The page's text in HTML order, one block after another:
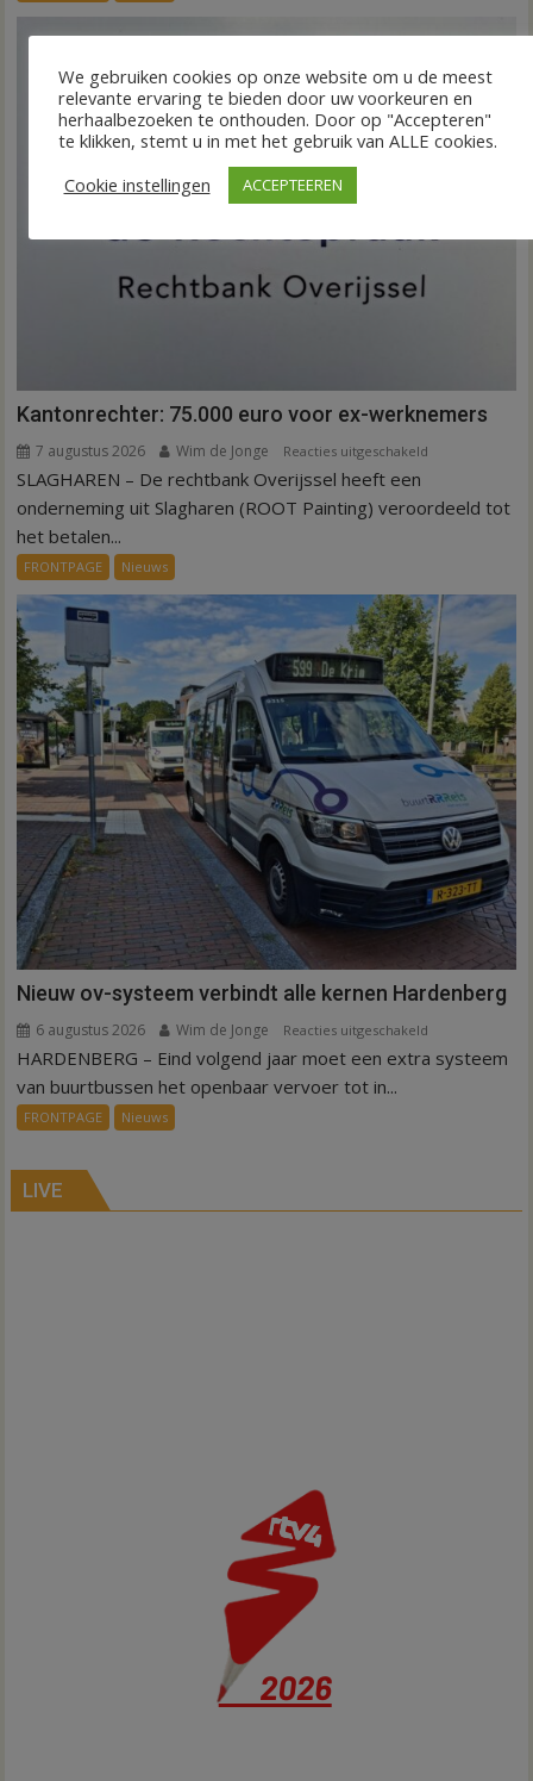
Kantonrechter: 75.000 euro voor ex-werknemers
7 augustus 2026 Wim de Jonge Reacties uitgeschakeld
75.000
werknemers
SLAGHAREN – De rechtbank Overijssel heeft een
onderneming uit Slagharen (ROOT Painting) veroordeeld tot
het betalen...
FRONTPAGE Nieuws
Nieuw ov-systeem verbindt alle kernen Hardenberg
6 augustus 2026 Wim de Jonge Reacties uitgeschakeld
Nieuw
Hardenberg
HARDENBERG – Eind volgend jaar moet een extra systeem
van buurtbussen het openbaar vervoer tot in...
FRONTPAGE Nieuws
LIVE
We gebruiken cookies op onze website om u de meest
relevante ervaring te bieden door uw voorkeuren en
herhaalbezoeken te onthouden. Door op "Accepteren"
te klikken, stemt u in met het gebruik van ALLE cookies.
Cookie instellingen
ACCEPTEEREN